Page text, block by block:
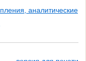
аналитические